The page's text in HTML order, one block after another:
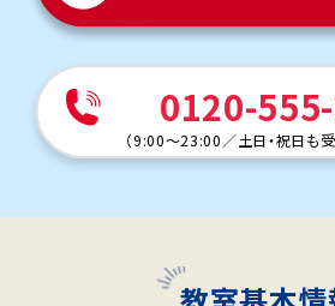
0120-
（9:00～23:00 ／土日・祝日も